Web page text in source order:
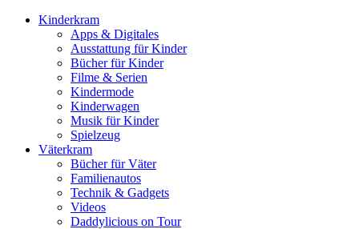
Kinderkram
Apps & Digitales
Ausstattung für Kinder
Bücher für Kinder
Filme & Serien
Kindermode
Kinderwagen
Musik für Kinder
Spielzeug
Väterkram
Bücher für Väter
Familienautos
Technik & Gadgets
Videos
Daddylicious on Tour